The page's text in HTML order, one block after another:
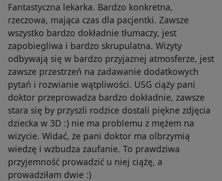
Fantastyczna lekarka. Bardzo konkretna,
rzeczowa, mająca czas dla pacjentki. Zawsze
wszystko bardzo dokładnie tłumaczy, jest
zapobiegliwa i bardzo skrupulatna. Wizyty
odbywają się w bardzo przyjaznej atmosferze, jest
zawsze przestrzeń na zadawanie dodatkowych
pytań i rozwianie wątpliwości. USG ciąży pani
doktor przeprowadza bardzo dokładnie, zawsze
stara się by przyszli rodzice dostali piękne zdjęcia
dziecka w 3D :) nie ma problemu z mężem na
wizycie. Widać, że pani doktor ma olbrzymią
wiedzę i wzbudza zaufanie. To prawdziwa
przyjemność prowadzić u niej ciążę, a
prowadziłam dwie :)